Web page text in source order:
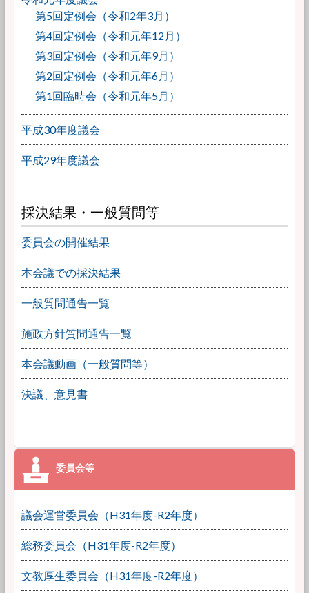
第5回定例会（令和2年3月）
第4回定例会（令和元年12月）
第3回定例会（令和元年9月）
第2回定例会（令和元年6月）
第1回臨時会（令和元年5月）
平成30年度議会
平成29年度議会
採決結果・一般質問等
委員会の開催結果
本会議での採決結果
一般質問通告一覧
施政方針質問通告一覧
本会議動画（一般質問等）
決議、意見書
議会運営委員会（H31年度-R2年度）
総務委員会（H31年度-R2年度）
文教厚生委員会（H31年度-R2年度）